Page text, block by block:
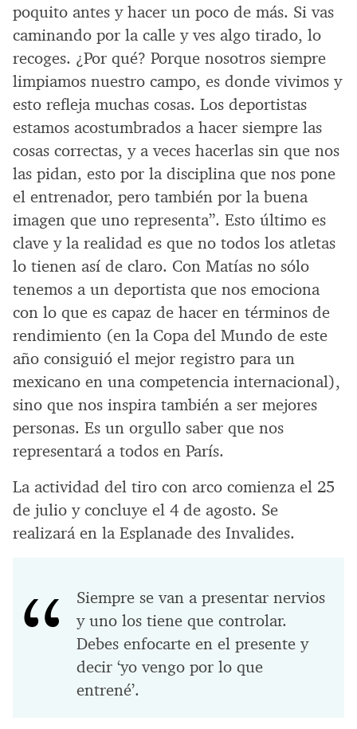
poquito antes y hacer un poco de más. Si vas
caminando por la calle y ves algo tirado, lo
recoges. ¿Por qué? Porque nosotros siempre
limpiamos nuestro campo, es donde vivimos y
esto refleja muchas cosas. Los deportistas
estamos acostumbrados a hacer siempre las
cosas correctas, y a veces hacerlas sin que nos
las pidan, esto por la disciplina que nos pone
el entrenador, pero también por la buena
imagen que uno representa”. Esto último es
clave y la realidad es que no todos los atletas
lo tienen así de claro. Con Matías no sólo
tenemos a un deportista que nos emociona
con lo que es capaz de hacer en términos de
rendimiento (en la Copa del Mundo de este
año consiguió el mejor registro para un
mexicano en una competencia internacional),
sino que nos inspira también a ser mejores
personas. Es un orgullo saber que nos
representará a todos en París.
La actividad del tiro con arco comienza el 25
de julio y concluye el 4 de agosto. Se
realizará en la Esplanade des Invalides.
Siempre se van a presentar nervios
y uno los tiene que controlar.
Debes enfocarte en el presente y
decir ‘yo vengo por lo que
entrené’.